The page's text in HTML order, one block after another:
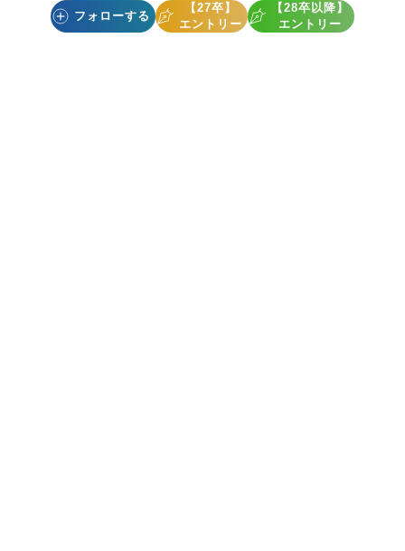
フォローする
【27卒】
エントリー
【28卒以降】
エントリー